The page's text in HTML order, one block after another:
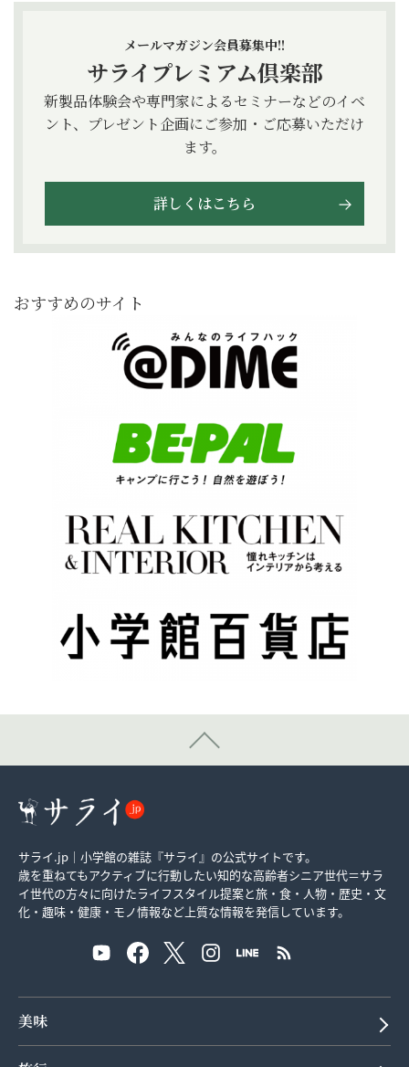
メールマガジン会員募集中!!
サライプレミアム倶楽部
新製品体験会や専門家によるセミナーなどのイベ
ント、プレゼント企画にご参加・ご応募いただけ
ます。
詳しくはこちら
おすすめのサイト
サライ.jp｜小学館の雑誌『サライ』の公式サイトです。
歳を重ねてもアクティブに行動したい知的な高齢者シニア世代＝サラ
イ世代の方々に向けたライフスタイル提案と旅・食・人物・歴史・文
化・趣味・健康・モノ情報など上質な情報を発信しています。
美味